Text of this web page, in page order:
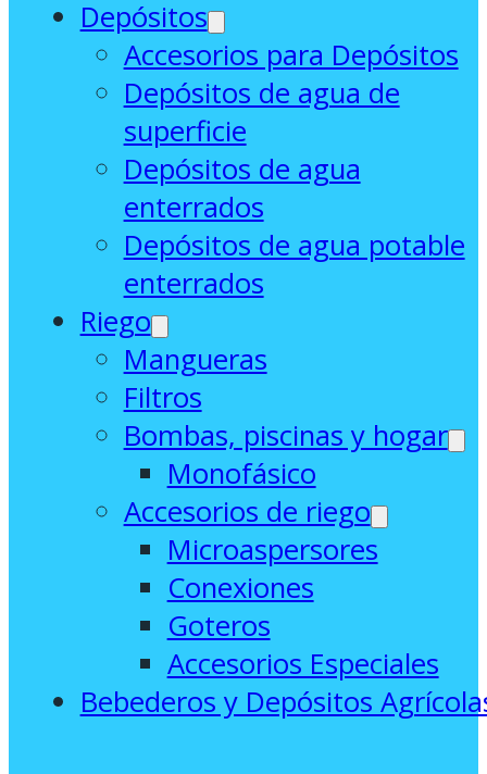
Depósitos
Accesorios para Depósitos
Depósitos de agua de
superficie
Depósitos de agua
enterrados
Depósitos de agua potable
enterrados
Riego
Mangueras
Filtros
Bombas, piscinas y hogar
Monofásico
Accesorios de riego
Microaspersores
Conexiones
Goteros
Accesorios Especiales
Bebederos y Depósitos